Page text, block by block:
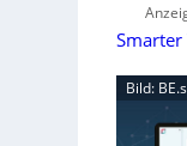
Bild: